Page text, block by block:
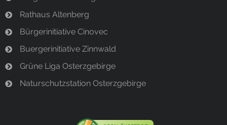
Rathaus Altenberg
Bürgerinitiative Cinovec
Buergerinitiative Zinnwald
Grüne Liga Osterzgebirge
Naturschutzstation Osterzgebirge